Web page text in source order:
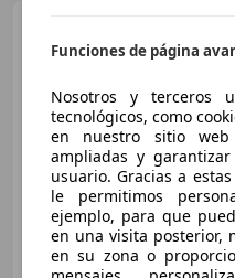
01/2025 41.139 km
85 kW (116 CV)
Funciones de página
Nosotros y terceros
tecnológicos, como
en nuestro sitio web
ampliadas y
usuario. Gracias a
le permitimos
ejemplo, para que
en una visita posterior,
en su zona o